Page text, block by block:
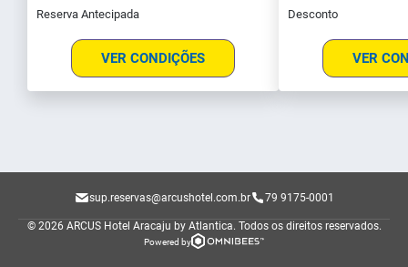
Reserva Antecipada
VER CONDIÇÕES
Desconto
VER
sup.reservas@arcushotel.com.br 79 9175-0001
© 2026 ARCUS Hotel Aracaju by Atlantica. Todos os direitos reservados.
Powered by